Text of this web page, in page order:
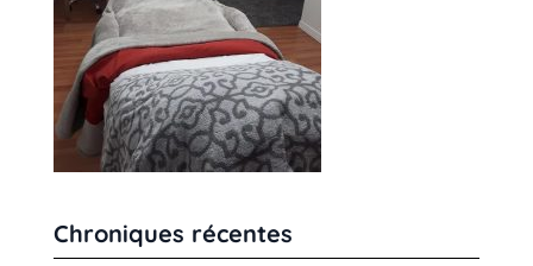
Chroniques récentes